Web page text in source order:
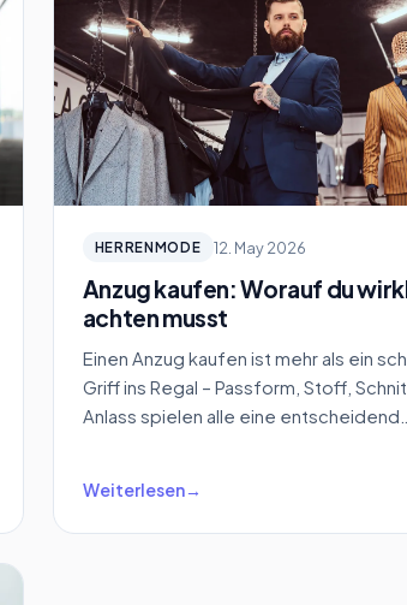
HERRENMODE 12. May 2026
Anzug kaufen: Worauf du
achten musst
Einen Anzug kaufen ist mehr als ein
Griff ins Regal – Passform, Stoff,
Anlass spielen alle eine entscheidend…
Weiterlesen→